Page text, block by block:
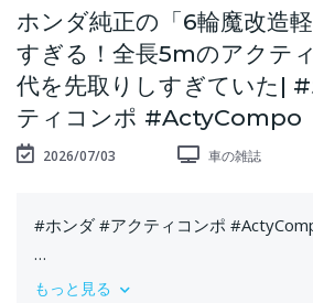
ホンダ純正の「6輪魔改造
すぎる！全長5mのアクテ
代を先取りしすぎていた|
ティコンポ #ActyCompo
2026/07/03 車の雑誌
#ホンダ #アクティコンポ
ホンダが2002年の東京モーターショ
もっと見る